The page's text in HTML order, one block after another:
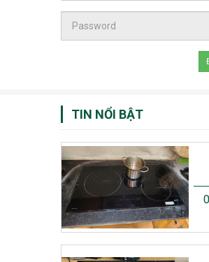
TIN NỔI BẬT